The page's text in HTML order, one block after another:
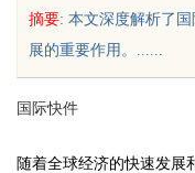
摘要: 本文深度解析了
展的重要作用。......
国际快件
随着全球经济的快速发展
多元化影视体验的全